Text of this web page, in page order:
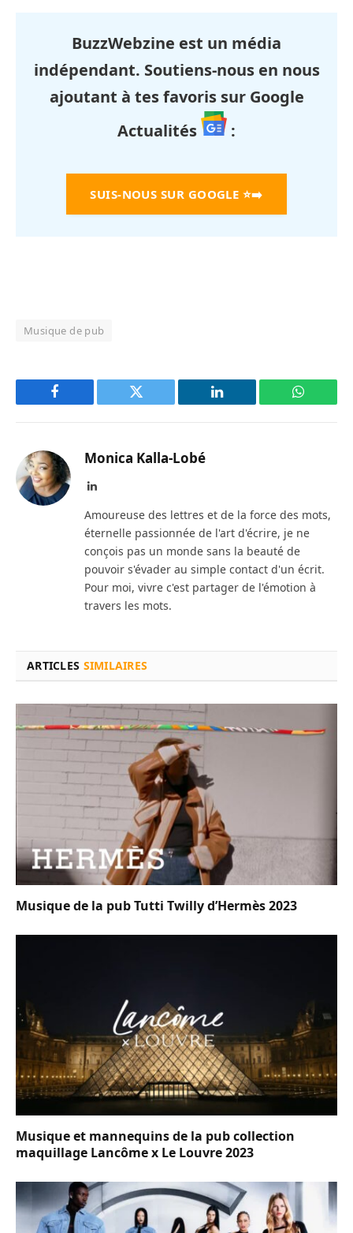
BuzzWebzine est un média
indépendant. Soutiens-nous en nous
ajoutant à tes favoris sur Google
Actualités
:
SUIS-NOUS SUR GOOGLE ⭐➡️
Musique de pub
Facebook Twitter LinkedIn
Monica Kalla-Lobé
LinkedIn
Amoureuse des lettres et de la force des mots,
éternelle passionnée de l'art d'écrire, je ne
conçois pas un monde sans la beauté de
pouvoir s'évader au simple contact d'un écrit.
Pour moi, vivre c'est partager de l'émotion à
travers les mots.
ARTICLES SIMILAIRES
Musique de la pub Tutti Twilly d’Hermès 2023
Musique et mannequins de la pub collection
maquillage Lancôme x Le Louvre 2023